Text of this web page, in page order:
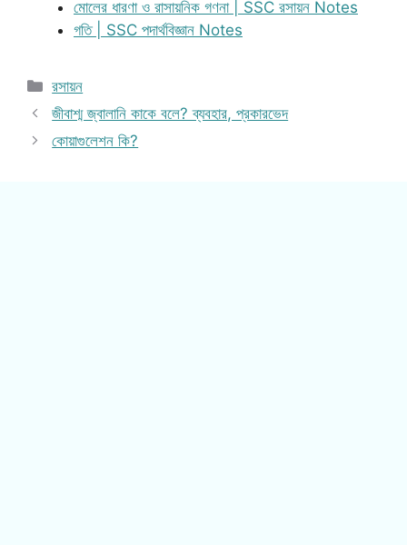
মোলের ধারণা ও রাসায়নিক গণনা | SSC রসায়ন Notes
গতি | SSC পদার্থবিজ্ঞান Notes
Categories
রসায়ন
জীবাশ্ম জ্বালানি কাকে বলে? ব্যবহার, প্রকারভেদ
কোয়াগুলেশন কি?